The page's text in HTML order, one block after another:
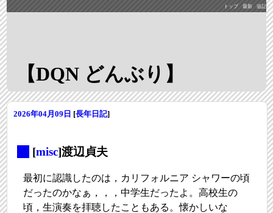
トップ 最新 追記
【DQN どんぶり】
2026年04月09日 [長年日記]
[misc]渡辺貞夫
最初に認識したのは，カリフォルニア シャワーの頃
だったのかなぁ，，，中学生だったよ。高校生の
頃，生演奏を拝聴したこともある。懐かしいな